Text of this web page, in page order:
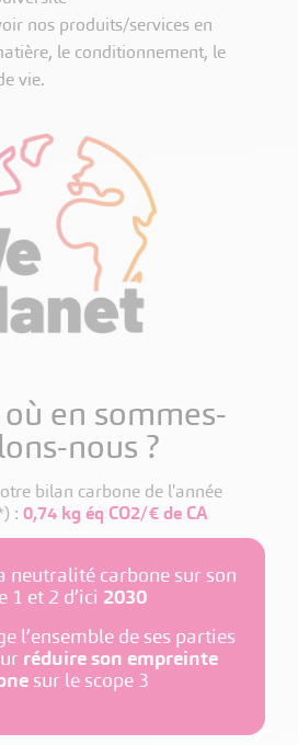
nos produits/services en
le conditionnement, le
vie.
en sommes-
nous ?
bilan carbone de l'année
: 0,74 kg éq CO2/€ de CA
neutralité carbone sur son
1 et 2 d’ici 2030
l’ensemble de ses parties
réduireson empreinte
sur le scope 3